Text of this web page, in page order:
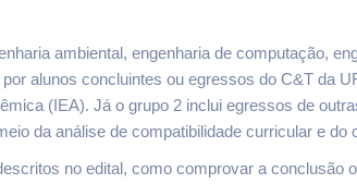
ambiental, engenharia de computação,
alunos concluintes ou egressos do C&T da
(IEA). Já o grupo 2 inclui egressos de
da análise de compatibilidade curricular e do
no edital, como comprovar a conclusão